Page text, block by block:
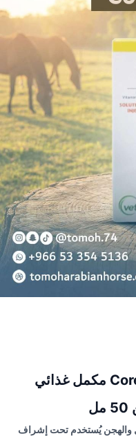
منشط عصبي كوريبرال Corebral مكمل غذائي
والهجن يُستخدم تحت إشراف